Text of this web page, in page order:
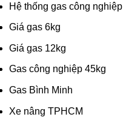
Hệ thống gas công nghiệp
Giá gas 6kg
Giá gas 12kg
Gas công nghiệp 45kg
Gas Bình Minh
Xe nâng TPHCM